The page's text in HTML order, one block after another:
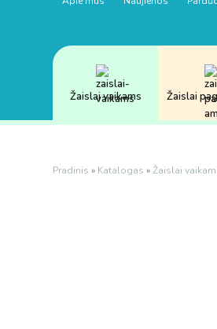
Žaislai vaikams Žaislai
Pradinis » Katalogas »Žaislai